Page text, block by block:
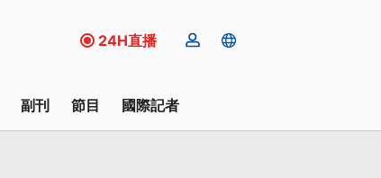
24H直播
副刊 節目 國際記者